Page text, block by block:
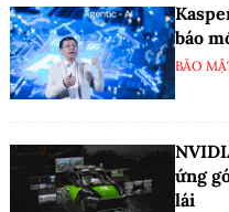
báo
BẢO
ứng
lái